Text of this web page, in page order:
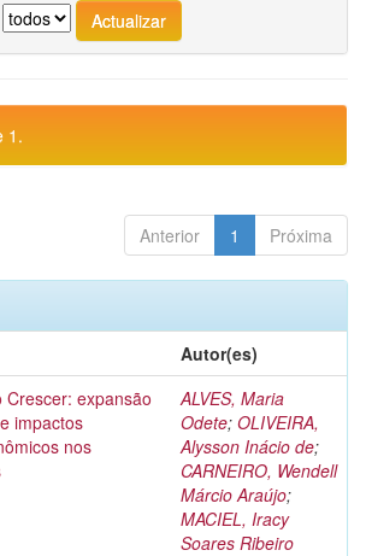
1.
Anterior 1 Próxima
Autor(es)
Crescer: expansão
impactos
nos
ALVES, Maria
Odete; OLIVEIRA,
Alysson Inácio de;
CARNEIRO, Wendell
Márcio Araújo;
MACIEL, Iracy
Soares Ribeiro